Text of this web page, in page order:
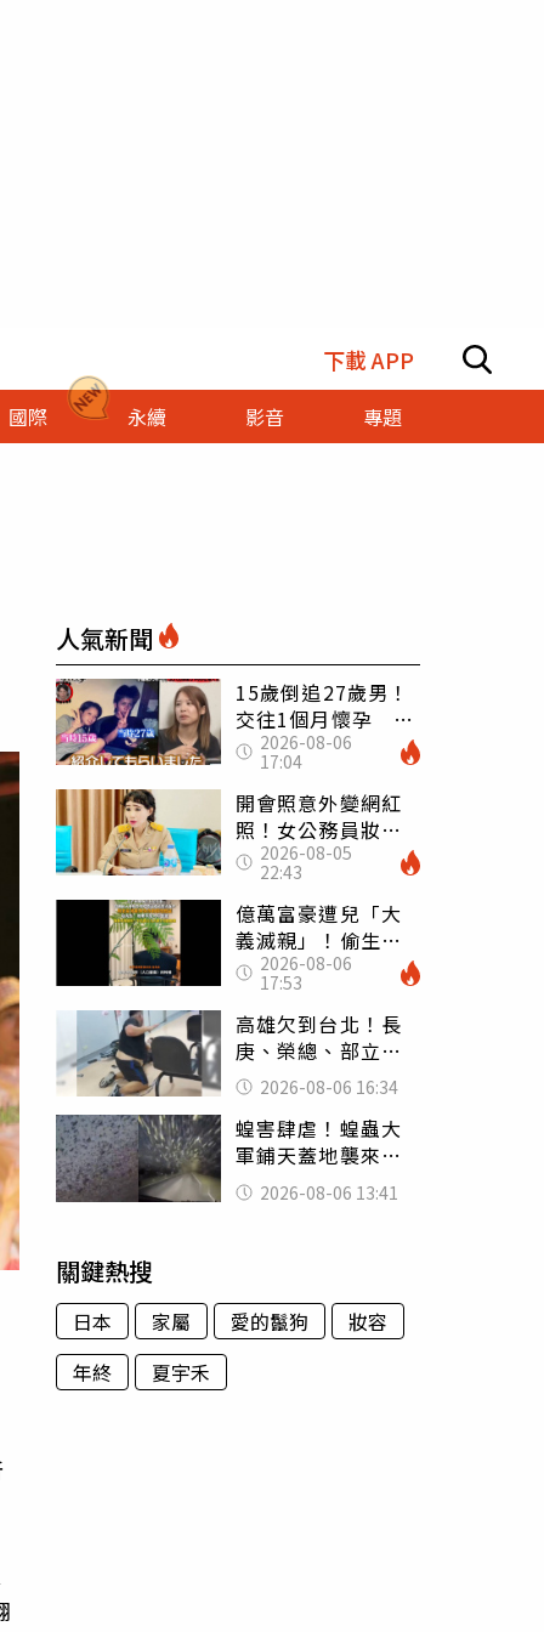
下載 APP
國際 永續 影音 專題
人氣新聞
15歲倒追27歲男！
交往1個月懷孕 36
歲當阿嬤故事曝光
2026-08-06
17:04
開會照意外變網紅
照！女公務員妝容
掀2千則留言 本人
怒嗆：化妝有錯嗎
2026-08-05
22:43
億萬富豪遭兒「大
義滅親」！偷生子
怕曝光 竟盜鄰居
身份辦假證落戶
2026-08-06
17:53
高雄欠到台北！長
庚、榮總、部立醫
院都受害 「醫療
暴力男」離譜紀錄
曝光
2026-08-06 16:34
蝗害肆虐！蝗蟲大
軍鋪天蓋地襲來宛
如末日 網驚：聖
經十災
2026-08-06 13:41
關鍵熱搜
日本 家屬 愛的鬣狗
妝容
年終
夏宇禾